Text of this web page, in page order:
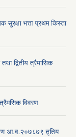
भत्ता प्रथम किस्ता
द्वितीय त्रैमासिक
विवरण
आ.व.२०७८७९ तृतिय